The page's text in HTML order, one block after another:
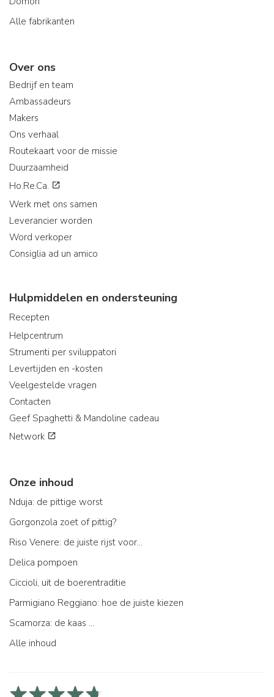
Alle fabrikanten
Over ons
Bedrijf en team
Ambassadeurs
Makers
Ons verhaal
Routekaart voor de missie
Duurzaamheid
Ho.Re.Ca.
Werk met ons samen
Leverancier worden
Word verkoper
Consiglia ad un amico
Hulpmiddelen en ondersteuning
Recepten
Helpcentrum
Strumenti per sviluppatori
Levertijden en -kosten
Veelgestelde vragen
Contacten
Geef Spaghetti & Mandoline cadeau
Network
Onze inhoud
Nduja: de pittige worst
Gorgonzola zoet of pittig?
Riso Venere: de juiste rijst voor...
Delica pompoen
Ciccioli, uit de boerentraditie
Parmigiano Reggiano: hoe de juiste kiezen
Scamorza: de kaas ...
Alle inhoud